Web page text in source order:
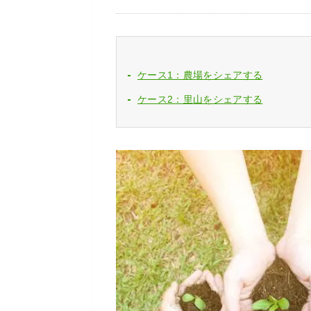
ケース1：農場をシェアする
ケース2：里山をシェアする